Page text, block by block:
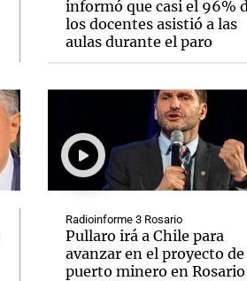
informó que casi el 96%
los docentes asistió a las
aulas durante el paro
Radioinforme 3 Rosario
Pullaro irá a Chile para
avanzar en el proyecto
puerto minero en Rosario
Notas